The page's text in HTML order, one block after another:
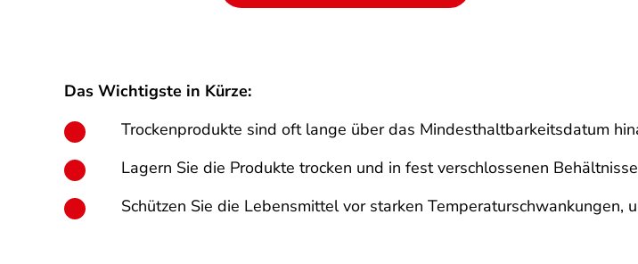
Das Wichtigste in Kürze:
Trockenprodukte sind oft lange über das Mindesthaltbarkeitsdatum
Lagern Sie die Produkte trocken und in fest verschlossenen
Schützen Sie die Lebensmittel vor starken Temperaturschwankungen,